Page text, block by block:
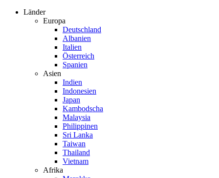
Zum
Länder
Europa
Deutschland
Albanien
Italien
Österreich
Spanien
Asien
Indien
Indonesien
Japan
Kambodscha
Malaysia
Philippinen
Sri Lanka
Taiwan
Thailand
Vietnam
Afrika